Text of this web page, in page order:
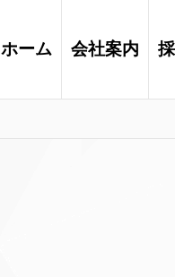
ホーム 会社案内